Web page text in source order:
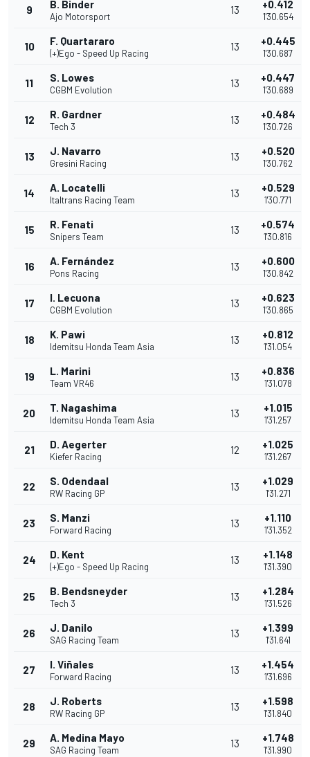
9 B. Binder
Ajo Motorsport
13 +0.412
1'30.654
10 F. Quartararo
(+)Ego - Speed Up Racing
13 +0.445
1'30.687
11 S. Lowes
CGBM Evolution
13 +0.447
1'30.689
12 R. Gardner
Tech 3
13 +0.484
1'30.726
13 J. Navarro
Gresini Racing
13 +0.520
1'30.762
14 A. Locatelli
Italtrans Racing Team
13 +0.529
1'30.771
15 R. Fenati
Snipers Team
13 +0.574
1'30.816
16 A. Fernández
Pons Racing
13 +0.600
1'30.842
17 I. Lecuona
CGBM Evolution
13 +0.623
1'30.865
18 K. Pawi
Idemitsu Honda Team Asia
13 +0.812
1'31.054
19 L. Marini
Team VR46
13 +0.836
1'31.078
20 T. Nagashima
Idemitsu Honda Team Asia
13 +1.015
1'31.257
21 D. Aegerter
Kiefer Racing
12 +1.025
1'31.267
22 S. Odendaal
RW Racing GP
13 +1.029
1'31.271
23 S. Manzi
Forward Racing
13 +1.110
1'31.352
24 D. Kent
(+)Ego - Speed Up Racing
13 +1.148
1'31.390
25 B. Bendsneyder
Tech 3
13 +1.284
1'31.526
26 J. Danilo
SAG Racing Team
13 +1.399
1'31.641
27 I. Viñales
Forward Racing
13 +1.454
1'31.696
28 J. Roberts
RW Racing GP
13 +1.598
1'31.840
29 A. Medina Mayo
SAG Racing Team
13 +1.748
1'31.990